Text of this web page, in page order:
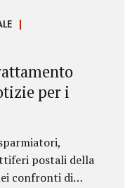
AML;
Autorità
per i
postali della
confronti di